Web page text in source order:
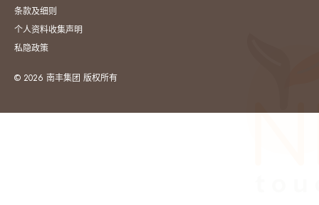
条款及细则
个人资料收集声明
私隐政策
© 2026 南丰集团 版权所有